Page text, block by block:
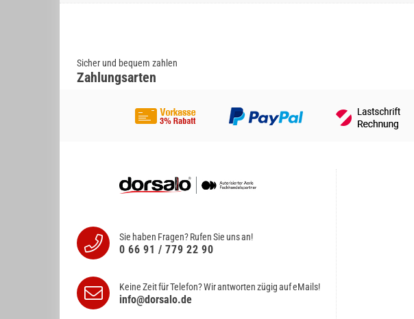
Sicher und bequem zahlen
Zahlungsarten
Sie haben Fragen? Rufen Sie uns an!
0 66 91 / 779 22 90
Keine Zeit für Telefon? Wir antwortenzügig auf eMails!
info@dorsalo.de